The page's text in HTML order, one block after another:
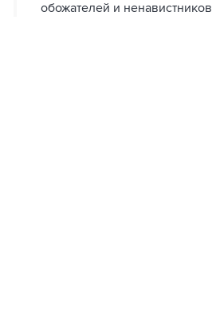
обожателей и ненавистников